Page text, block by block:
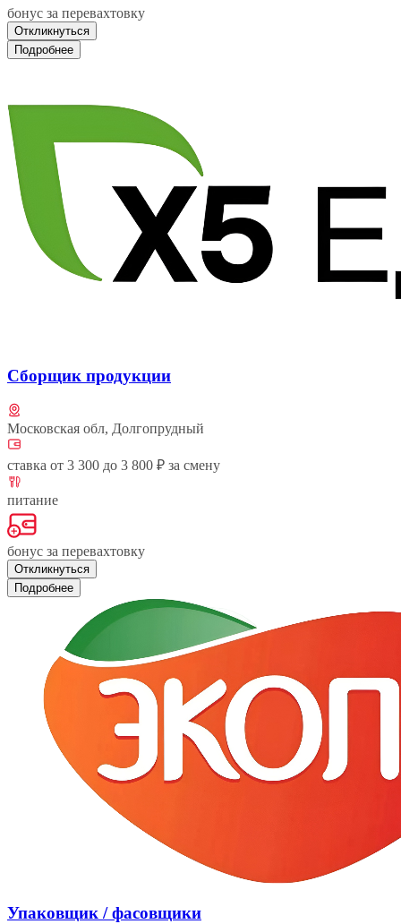
бонус за перевахтовку
Откликнуться
Подробнее
Сборщик продукции
Московская обл, Долгопрудный
ставка от 3 300 до 3 800 ₽ за смену
питание
бонус за перевахтовку
Откликнуться
Подробнее
Упаковщик / фасовщики